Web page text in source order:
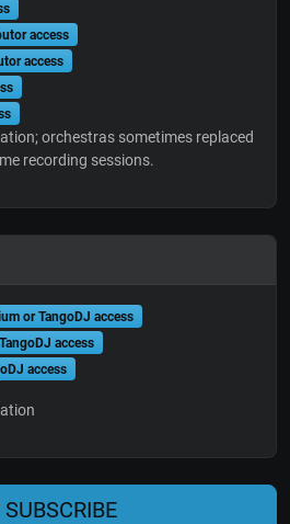
access
access
orchestras sometimes replaced
recording sessions.
or TangoDJ access
access
access
SUBSCRIBE